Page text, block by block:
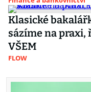
Klasické
sázíme na praxi,
VŠEM
FLOW